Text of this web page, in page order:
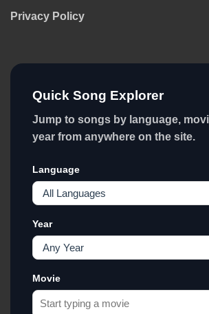
Privacy Policy
Quick Song Explorer
Jump to songs by language,
year from anywhere on the site.
Language
Year
Movie